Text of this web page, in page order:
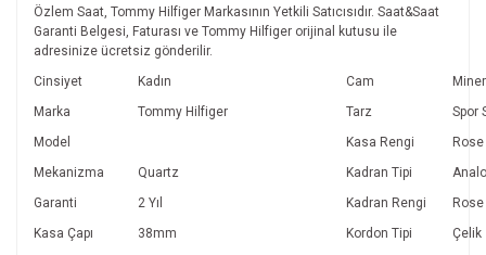
Özlem Saat, Tommy Hilfiger Markasının Yetkili Satıcısıdır. Saat&Saat
Garanti Belgesi, Faturası ve Tommy Hilfiger orijinal kutusu ile
adresinize ücretsiz gönderilir.
Cinsiyet
Kadın Cam
Marka
Tommy Hilfiger Tarz
Spor
Model
Kasa Rengi
Mekanizma
Quartz Kadran Tipi
Garanti
2 Yıl Kadran Rengi
Kasa Çapı
38mm Kordon Tipi
Çelik